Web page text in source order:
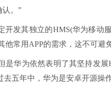
。”
发其独立的HMS(华为移动
常用APP的需求，这不可避
华为依然表明了其坚持发展
五年中，华为是安卓开源操